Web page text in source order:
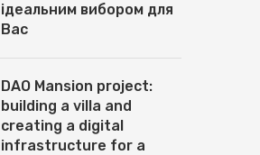
ідеальним вибором для
Вас
DAO Mansion project:
building a villa and
creating a digital
infrastructure for a